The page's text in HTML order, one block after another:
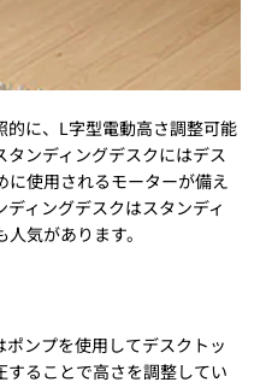
に、L字型電動高さ調整可能
ンディングデスクにはデス
使用されるモーターが備え
ィングデスクはスタンディ
気があります。
ンプを使用してデスクトッ
ることで高さを調整してい